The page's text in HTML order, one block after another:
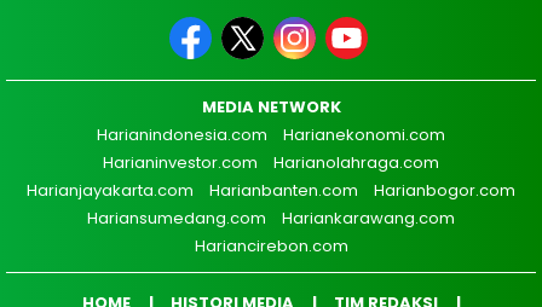
MEDIA NETWORK
Harianindonesia.com
Harianekonomi.com
Harianinvestor.com
Harianolahraga.com
Harianjayakarta.com
Harianbanten.com
Harianbogor.com
Hariansumedang.com
Hariankarawang.com
Hariancirebon.com